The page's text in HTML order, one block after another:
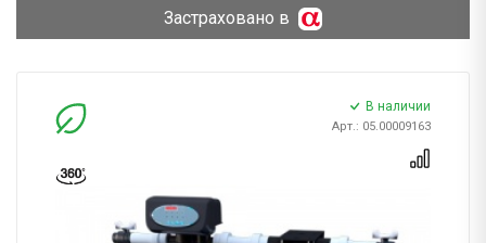
Застраховано в
В наличии
Арт.: 05.00009163